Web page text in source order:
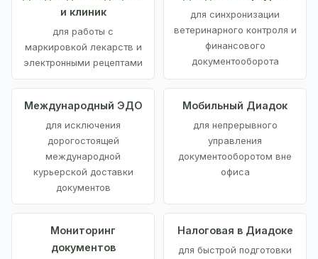
и клиник
для работы с
маркировкой лекарств и
электронными рецептами
для синхронизации
ветеринарного контроля и
финансового
документооборота
Международный ЭДО
для исключения
дорогостоящей
международной
курьерской доставки
документов
Мобильный Диадок
для непрерывного
управления
документооборотом вне
офиса
Мониторинг
документов
Налоговая в Диадоке
для быстрой подготовки